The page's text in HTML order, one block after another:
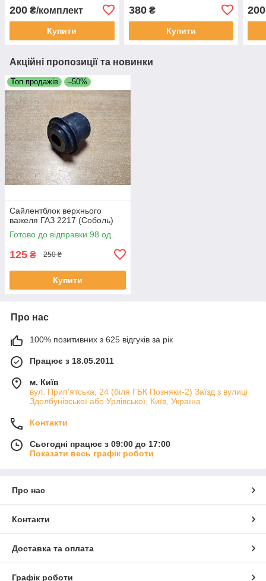
200 ₴/комплект
Купити
380₴
Купити
200
Акційні пропозиції та новинки
Топ продажів –50%
Сайлентблок верхнього
важеля ГАЗ 2217 (Соболь)
Готово до відправки 98 од.
125 ₴ 250 ₴
Купити
Про нас
100% позитивних з 625 відгуків за рік
Працює з 18.05.2011
м. Київ
вул. Прип'ятська, 24 (біля ГБК Позняки-2) Заїзд з вулиці
Здолбунівської або Урлівської, Київ, Україна
Контакти
Сьогодні працює з 09:00 до 17:00
Показати весь графік роботи
Про нас
Контакти
Доставка та оплата
Графік роботи